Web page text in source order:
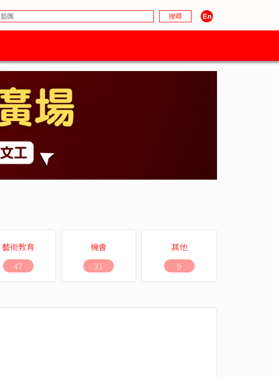
藝術教育
47
機會
31
其他
9